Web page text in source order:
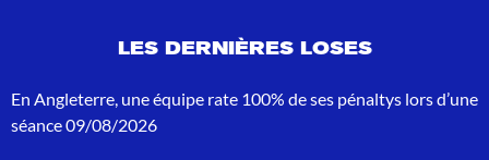
r
c
LES DERNIÈRES LOSES
En Angleterre, une équipe rate 100% de ses pénaltys lors d’une
séance09/08/2026